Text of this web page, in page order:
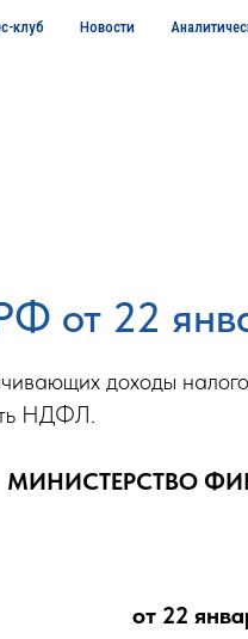
клуб Новости
от 22
доходы
НДФЛ.
МИНИСТЕРСТВО
от 22